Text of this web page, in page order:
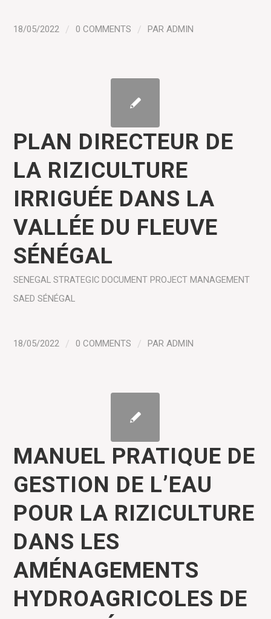
18/05/2022 / 0 COMMENTS / PARADMIN
PLAN DIRECTEUR DE
LA RIZICULTURE
IRRIGUÉE DANS LA
VALLÉE DU FLEUVE
SÉNÉGAL
SENEGAL STRATEGIC DOCUMENT PROJECT MANAGEMENT
SAED SÉNÉGAL
18/05/2022 / 0 COMMENTS / PARADMIN
MANUEL PRATIQUE DE
GESTION DE L’EAU
POUR LA RIZICULTURE
DANS LES
AMÉNAGEMENTS
HYDROAGRICOLES DE